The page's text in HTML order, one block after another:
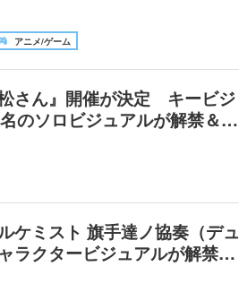
アニメ/ゲーム
さん』開催が決定 キービジ
のソロビジュアルが解禁＆…
ケミスト 旗手達ノ協奏（デュ
ラクタービジュアルが解禁…